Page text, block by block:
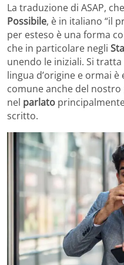
La traduzione di ASAP,
Possibile, è in italiano “il
per esteso è una forma
che in particolare negli
unendo le iniziali. Si
lingua d’origine e ormai
comune anche del nostro
nel parlato
scritto.